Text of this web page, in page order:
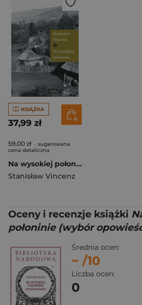
KSIĄŻKA
37,99 zł
59,00 zł - sugerowana
cena detaliczna
Na wysokiej połoninie
Stanisław Vincenz
Oceny i recenzje książki
połoninie (wybór
Średnia ocen:
~ /10
Liczba ocen:
0